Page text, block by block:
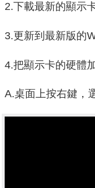
2.下載最新的顯示
3.更新到最新版的
4.把顯示卡的硬體
A.桌面上按右鍵，